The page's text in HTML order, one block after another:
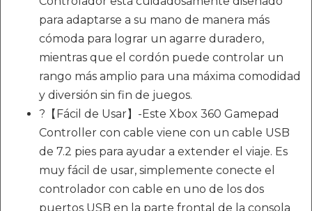
para adaptarse a su mano de manera más
cómoda para lograr un agarre duradero,
mientras que el cordón puede controlar un
rango más amplio para una máxima comodidad
y diversión sin fin de juegos.
?【Fácil de Usar】-Este Xbox 360 Gamepad
Controller con cable viene con un cable USB
de 7.2 pies para ayudar a extender el viaje. Es
muy fácil de usar, simplemente conecte el
controlador con cable en uno de los dos
puertos USB en la parte frontal de la consola